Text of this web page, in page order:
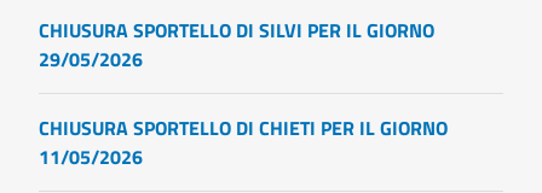
CHIUSURA SPORTELLO DI SILVI PER IL GIORNO
29/05/2026
CHIUSURA SPORTELLO DI CHIETI PER IL GIORNO
11/05/2026